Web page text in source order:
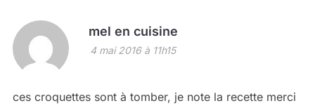
mel en cuisine
4 mai 2016 à 11h15
ces croquettes sont à tomber, je note la recette merci